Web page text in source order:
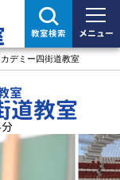
教室検索 メニュー
デミー四街道教室
室
道教室